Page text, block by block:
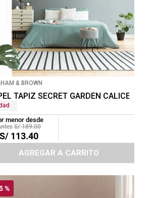
MTS NAVY
& BROWN
TAPIZ SECRET GARDEN CALICEA
menor desde
S/ 189.00
S/ 113.40
AGREGAR A CARRITO
%